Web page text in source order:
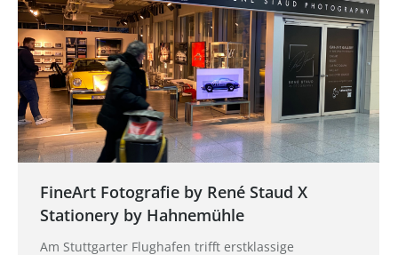
FineArt Fotografie by René Staud X
Stationery by Hahnemühle
Am Stuttgarter Flughafen trifft erstklassige